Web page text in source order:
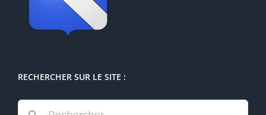
RECHERCHER SUR LE SITE :